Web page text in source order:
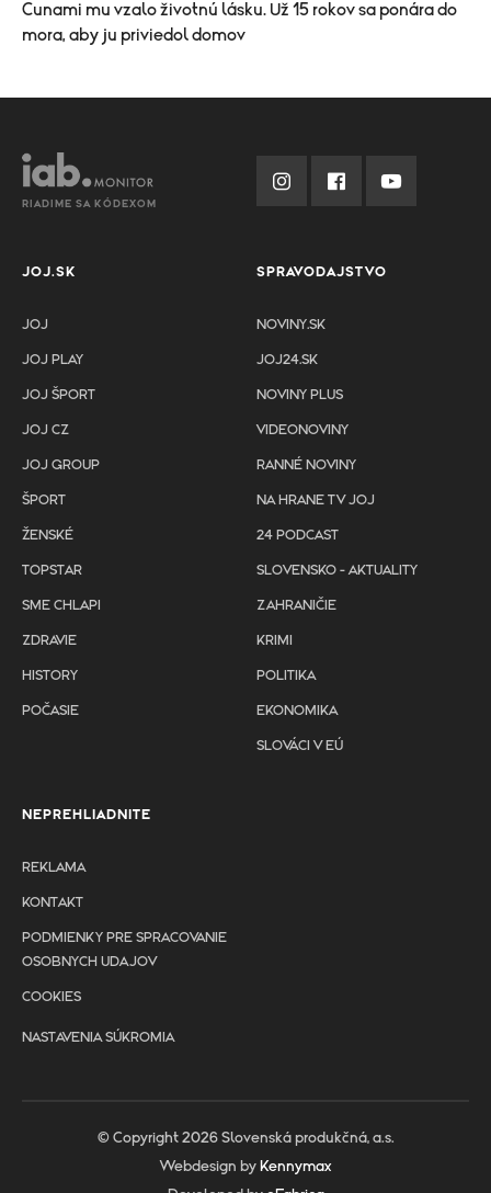
Cunami mu vzalo životnú lásku. Už 15 rokov sa ponára do
mora, aby ju priviedol domov
RIADIME SA KÓDEXOM
JOJ.SK
JOJ
JOJ PLAY
JOJ ŠPORT
JOJ CZ
JOJ GROUP
ŠPORT
ŽENSKÉ
TOPSTAR
SME CHLAPI
ZDRAVIE
HISTORY
POČASIE
SPRAVODAJSTVO
NOVINY.SK
JOJ24.SK
NOVINY PLUS
VIDEONOVINY
RANNÉ NOVINY
NA HRANE TV JOJ
24 PODCAST
SLOVENSKO - AKTUALITY
ZAHRANIČIE
KRIMI
POLITIKA
EKONOMIKA
SLOVÁCI V EÚ
NEPREHLIADNITE
REKLAMA
KONTAKT
PODMIENKY PRE SPRACOVANIE
OSOBNYCH UDAJOV
COOKIES
NASTAVENIA SÚKROMIA
© Copyright 2026 Slovenská produkčná, a.s.
Webdesign by Kennymax